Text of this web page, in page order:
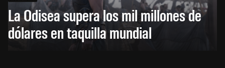
La Odisea supera los mil millones de
dólares en taquilla mundial